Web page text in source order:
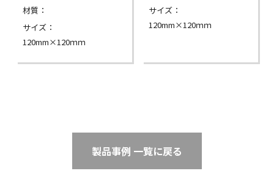
材質：
サイズ：
120mm×120ｍｍ
サイズ：
120mm×120ｍｍ
製品事例 一覧に戻る